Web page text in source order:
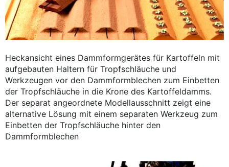
Heckansicht eines Dammformgerätes für Kartoffeln mit
aufgebauten Haltern für Tropfschläuche und
Werkzeugen vor den Dammformblechen zum Einbetten
der Tropfschläuche in die Krone des Kartoffeldamms.
Der separat angeordnete Modellausschnitt zeigt eine
alternative Lösung mit einem separaten Werkzeug zum
Einbetten der Tropfschläuche hinter den
Dammformblechen